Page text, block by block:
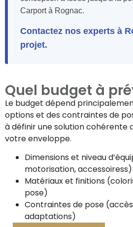
Carport à Rognac.
Contactez nos experts à
projet.
Quel budget à
Le budget dépend
options et des contraintes de
à définir une solution cohérente
votre enveloppe.
Dimensions et niveau
motorisation, accessoiress)
Matériaux et finitions
pose)
Contraintes de pose
adaptations)